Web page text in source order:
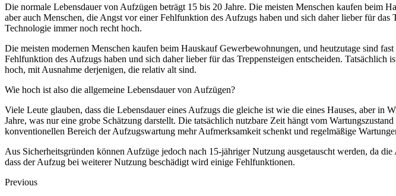
Die normale Lebensdauer von Aufzügen beträgt 15 bis 20 Jahre. Die meisten Menschen kaufen beim
aber auch Menschen, die Angst vor einer Fehlfunktion des Aufzugs haben und sich daher lieber für
Technologie immer noch recht hoch.
Die meisten modernen Menschen kaufen beim Hauskauf Gewerbewohnungen, und heutzutage sind
Fehlfunktion des Aufzugs haben und sich daher lieber für das Treppensteigen entscheiden.
hoch, mit Ausnahme derjenigen, die relativ alt sind.
Wie hoch ist also die allgemeine Lebensdauer von Aufzügen?
Viele Leute glauben, dass die Lebensdauer eines Aufzugs die gleiche ist wie die eines Hauses, aber
Jahre, was nur eine grobe Schätzung darstellt. Die tatsächlich nutzbare Zeit hängt vom
konventionellen Bereich der Aufzugswartung mehr Aufmerksamkeit schenkt und regelmäßige
Aus Sicherheitsgründen können Aufzüge jedoch nach 15-jähriger Nutzung ausgetauscht werden, da
dass der Aufzug bei weiterer Nutzung beschädigt wird einige Fehlfunktionen.
Previous